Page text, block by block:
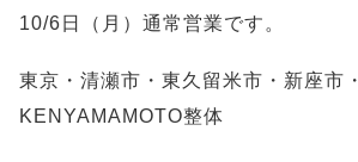
10/6日（月）通常営業です。
東京・清瀬市・東久留米市・新座市・
KENYAMAMOTO整体